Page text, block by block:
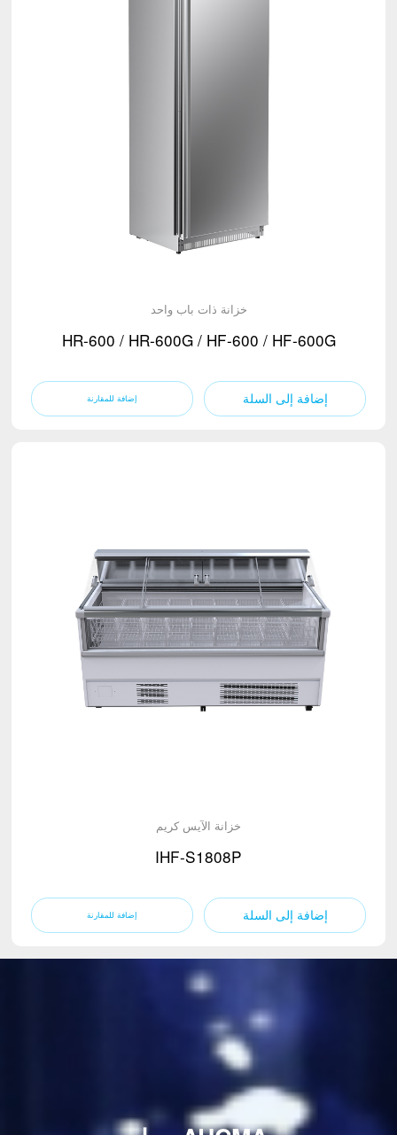
خزانة ذات باب واحد
HR-600 / HR-600G / HF-600 / HF-600G
إضافة إلى السلة
خزانة الآيس كريم
IHF-S1808P
إضافة إلى السلة